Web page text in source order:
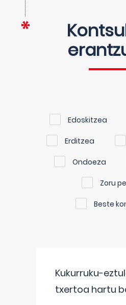
Edoskitzea
Erditzea
Ondoeza
Zoru
Beste
Kukurruku-
txertoa hartu